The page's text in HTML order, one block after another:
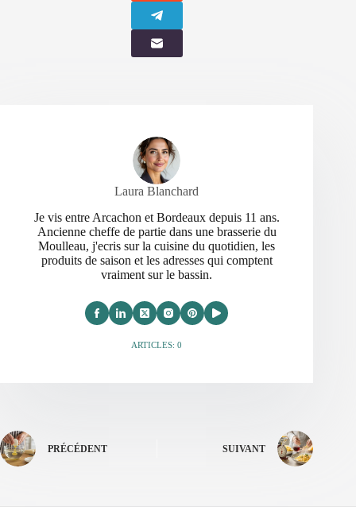
Laura Blanchard
Je vis entre Arcachon et Bordeaux depuis 11 ans.
Ancienne cheffe de partie dans une brasserie du
Moulleau, j'ecris sur la cuisine du quotidien, les
produits de saison et les adresses qui comptent
vraiment sur le bassin.
ARTICLES: 0
PRÉCÉDENT SUIVANT